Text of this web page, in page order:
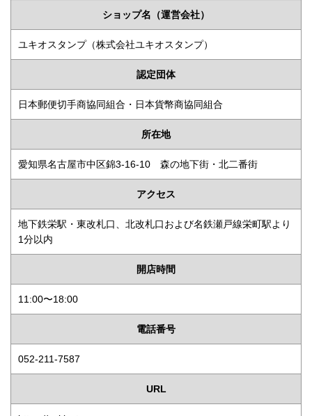
ショップ名（運営会社）
ユキオスタンプ（株式会社ユキオスタンプ）
認定団体
日本郵便切手商協同組合・日本貨幣商協同組合
所在地
愛知県名古屋市中区錦3-16-10 森の地下街・北二番街
アクセス
地下鉄栄駅・東改札口、北改札口および名鉄瀬戸線栄町駅より
1分以内
開店時間
11:00〜18:00
電話番号
052-211-7587
URL